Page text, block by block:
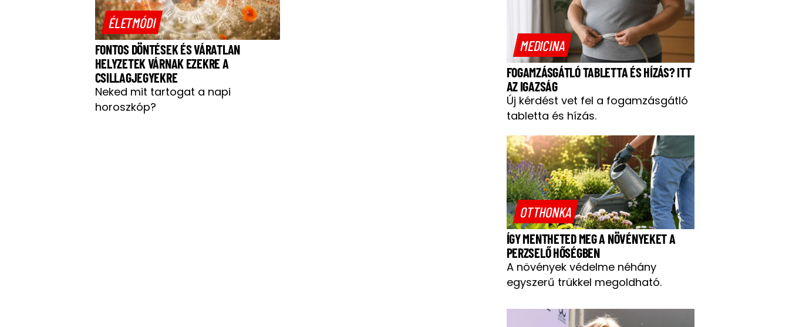
ÉLETMÓDI
FONTOS DÖNTÉSEK ÉS VÁRATLAN
HELYZETEK VÁRNAK EZEKRE A
CSILLAGJEGYEKRE
Neked mit tartogat a napi
horoszkóp?
MEDICINA
FOGAMZÁSGÁTLÓ TABLETTA ÉS HÍZÁS? ITT
AZ IGAZSÁG
Új kérdést vet fel a fogamzásgátló
tabletta és hízás.
OTTHONKA
ÍGY MENTHETED MEG A NÖVÉNYEKET A
PERZSELŐ HŐSÉGBEN
A növények védelme néhány
egyszerű trükkel megoldható.